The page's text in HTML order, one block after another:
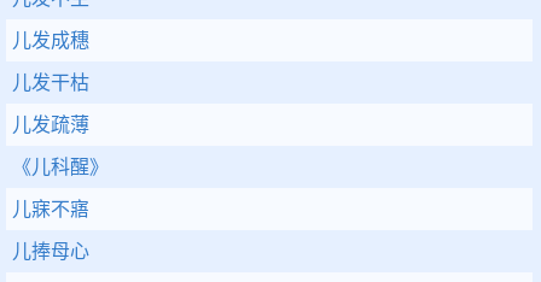
儿发成穗
儿发干枯
儿发疏薄
《儿科醒》
儿寐不寤
儿捧母心